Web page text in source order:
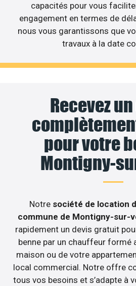
capacités pour vous
engagement en termes de
nous vous garantissons que
travaux à la date
Recevez
pour votre
Montigny-
Notre société de location
commune de Montigny-sur-
rapidement un devis gratuit
benne par un chauffeur formé
maison ou de votre
local commercial. Notre offre
tous vos besoins et s’adapte à